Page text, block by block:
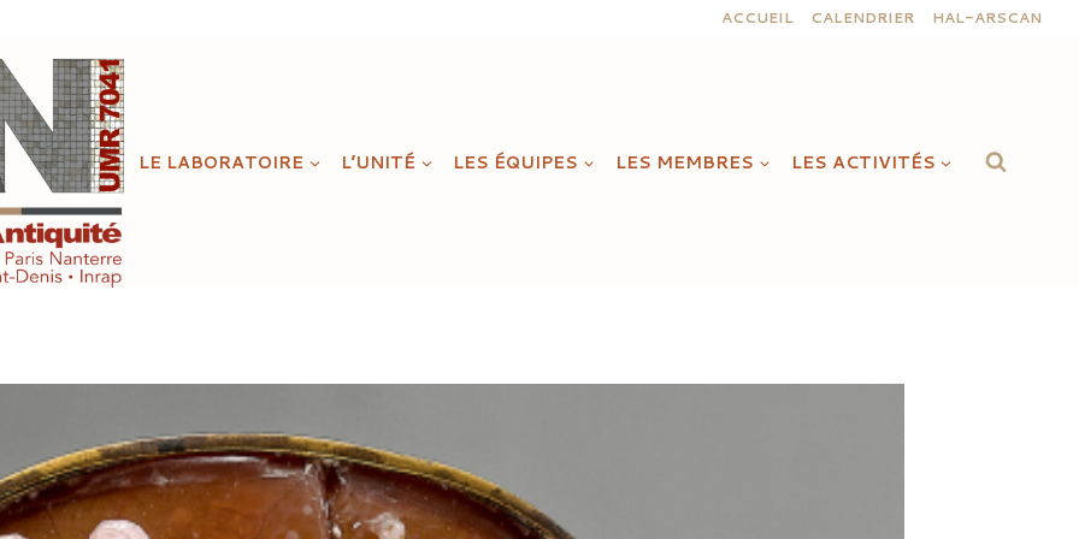
ACCUEIL CALENDRIER HAL-ARSCAN
LE LABORATOIRE L’UNITÉ LES ÉQUIPES LES MEMBRES LES ACTIVITÉS